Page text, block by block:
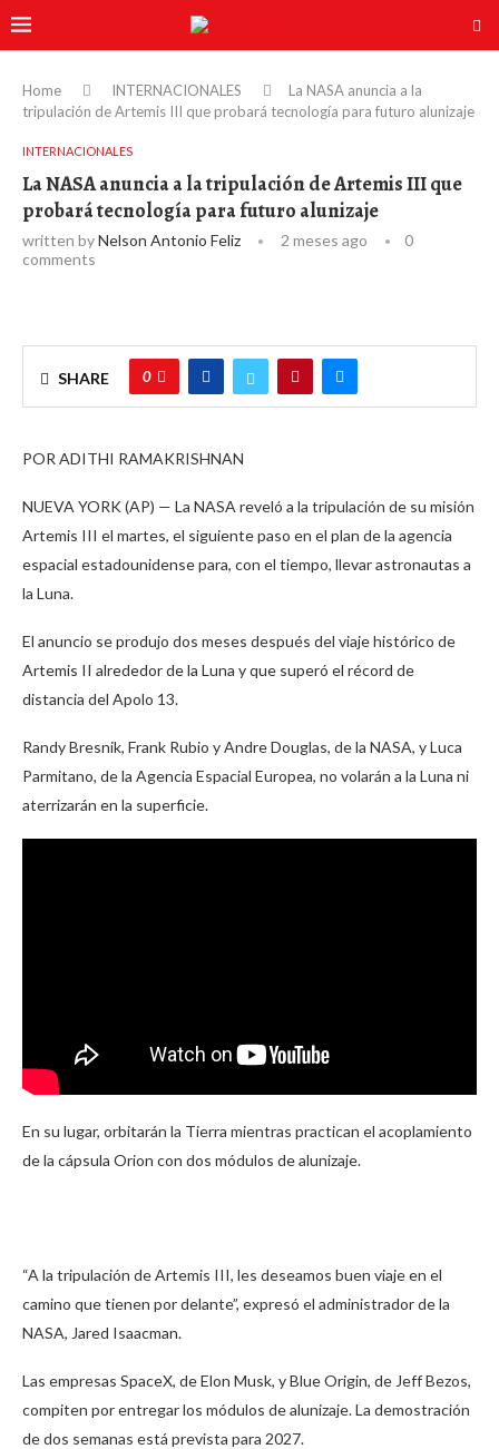
Home INTERNACIONALES
La NASA anuncia a la
tripulación de Artemis III que probará tecnología para futuro alunizaje
INTERNACIONALES
La NASA anuncia a la tripulación de Artemis III que
probará tecnología para futuro alunizaje
written byNelson Antonio Feliz 2 meses ago
0
comments
SHARE 0
POR ADITHI RAMAKRISHNAN
NUEVA YORK (AP) — La NASA reveló a la tripulación de su misión
Artemis III el martes, el siguiente paso en el plan de la agencia
espacial estadounidense para, con el tiempo, llevar astronautas a
la Luna.
El anuncio se produjo dos meses después del viaje histórico de
Artemis II alrededor de la Luna y que superó el récord de
distancia del Apolo 13.
Randy Bresnik, Frank Rubio y Andre Douglas, de la NASA, y Luca
Parmitano, de la Agencia Espacial Europea, no volarán a la Luna ni
aterrizarán en la superficie.
En su lugar, orbitarán la Tierra mientras practican el acoplamiento
de la cápsula Orion con dos módulos de alunizaje.
“A la tripulación de Artemis III, les deseamos buen viaje en el
camino que tienen por delante”, expresó el administrador de la
NASA, Jared Isaacman.
Las empresas SpaceX, de Elon Musk, y Blue Origin, de Jeff Bezos,
compiten por entregar los módulos de alunizaje. La demostración
de dos semanas está prevista para 2027.